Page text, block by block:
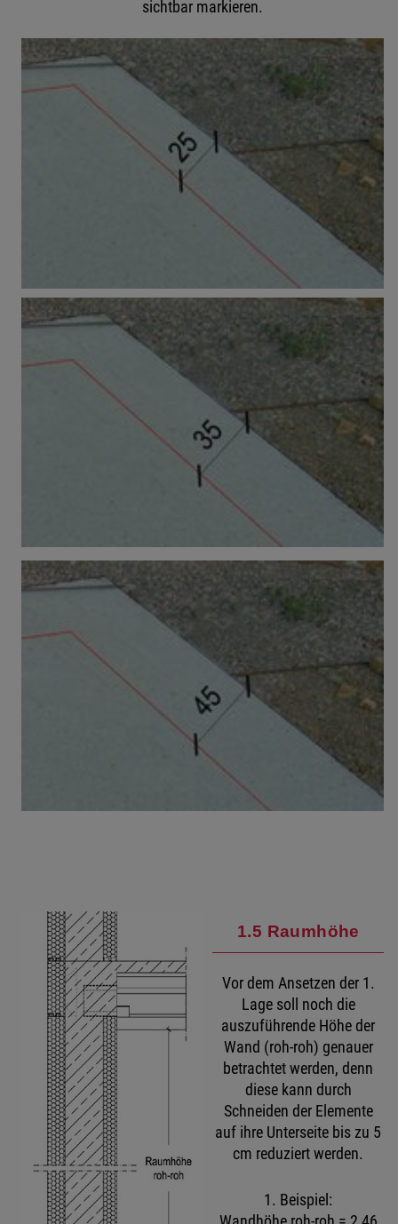
sichtbar markieren.
1.5 Raumhöhe
Vor dem Ansetzen der 1.
Lage soll noch die
auszuführende Höhe der
Wand (roh-roh) genauer
betrachtet werden, denn
diese kann durch
Schneiden der Elemente
auf ihre Unterseite bis zu 5
cm reduziert werden.
1. Beispiel: